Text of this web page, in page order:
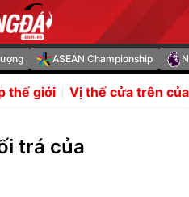
ASEAN Championship
trên của Việt Nam là lợi
trá của